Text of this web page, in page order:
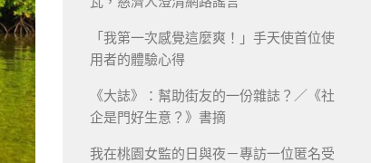
「我第一次感覺這麼爽！」手天使首位使
用者的體驗心得
《大誌》：幫助街友的一份雜誌？／《社
企是門好生意？》書摘
我在桃園女監的日與夜－專訪一位匿名受